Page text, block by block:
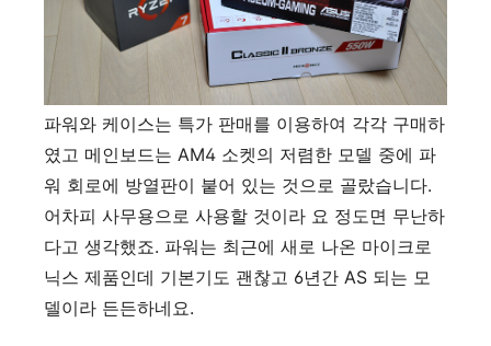
파워와 케이스는 특가 판매를 이용하여 각각 구매하
였고 메인보드는 AM4 소켓의 저렴한 모델 중에 파
워 회로에 방열판이 붙어 있는 것으로 골랐습니다.
어차피 사무용으로 사용할 것이라 요 정도면 무난하
다고 생각했죠. 파워는 최근에 새로 나온 마이크로
닉스 제품인데 기본기도 괜찮고 6년간 AS 되는 모
델이라 든든하네요.